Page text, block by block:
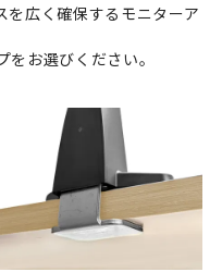
を広く確保するモニターア
お選びください。